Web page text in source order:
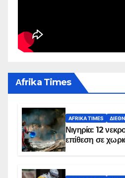
Αfrika Times
AFRIKA TIMES
Νιγηρία: 12
επίθεση σε